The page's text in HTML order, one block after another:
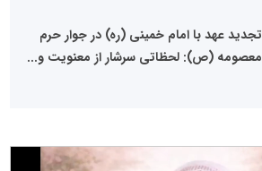
تجدید عهد با امام خمینی (ره) در جوار حرم
معصومه (ص): لحظاتی سرشار از معنویت و...